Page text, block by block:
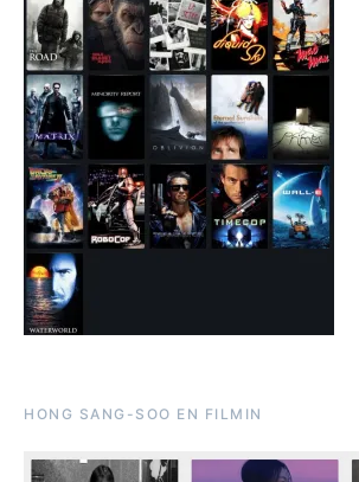
HONG SANG-SOO EN FILMIN